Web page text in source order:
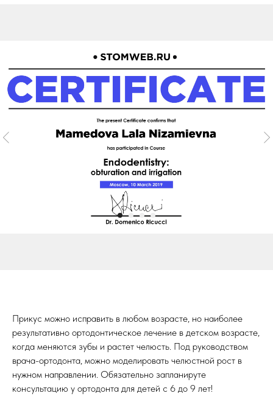
Прикус можно исправить в любом возрасте, но наиболее
результативно ортодонтическое лечение в детском возрасте,
когда меняются зубы и растет челюсть. Под руководством
врача-ортодонта, можно моделировать челюстной рост в
нужном направлении. Обязательно запланируте
консультацию у ортодонта для детей с 6 до 9 лет!